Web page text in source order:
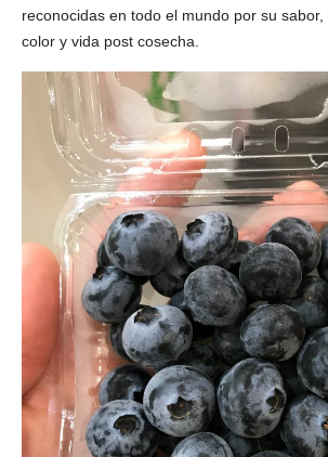
reconocidas en todo el mundo por su sabor,
color y vida post cosecha.